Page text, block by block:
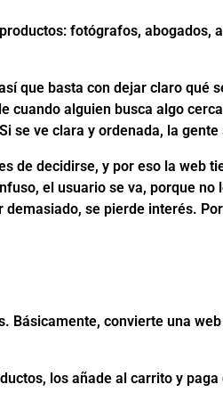
fotógrafos,
que basta con dejar claro qué
cuando alguien busca algo
se ve clara y ordenada, la
de decidirse, y por eso la web
el usuario se va, porque
se pierde interés.
Básicamente, convierte una
los añade al carrito y